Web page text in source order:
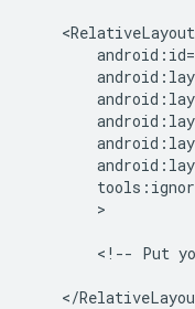
<RelativeLayout
android : id=
android :
android :
android :
android :
android :
tools :
>
< !-- Put
</